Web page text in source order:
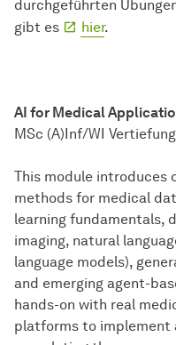
durchgeführten
gibt es
hier.
AI for Medical
MSc (A)Inf/WI Vertiefung
This module
methods for medical
learning fundamentals,
imaging, natural
language models),
and emerging agent-
hands-on with real
platforms to implement